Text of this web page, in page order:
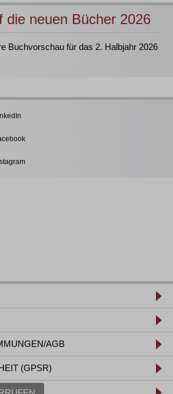
die neuen Bücher 2026
Buchvorschau für das 2. Halbjahr 2026
AGB
(GPSR)